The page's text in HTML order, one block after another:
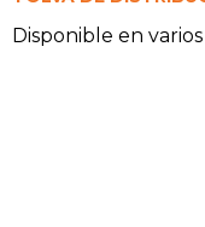
Disponible en